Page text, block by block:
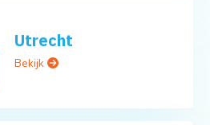
Utrecht
Bekijk